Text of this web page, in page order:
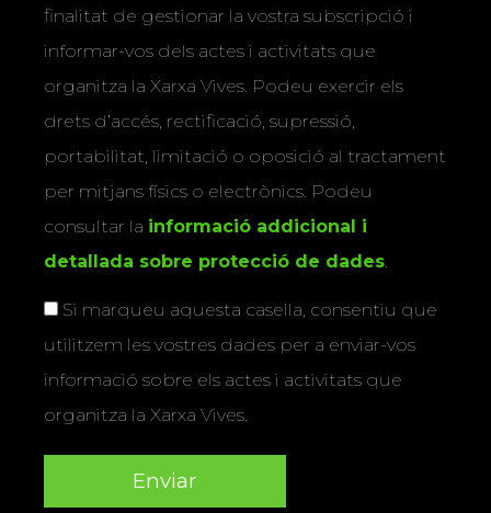
finalitat de gestionar la vostra subscripció i
informar-vos dels actes i activitats que
organitza la Xarxa Vives. Podeu exercir els
drets d’accés, rectificació, supressió,
portabilitat, limitació o oposició al tractament
per mitjans físics o electrònics. Podeu
consultar la informació addicional i
detallada sobre protecció de dades.
Si marqueu aquesta casella, consentiu que
utilitzem les vostres dades per a enviar-vos
informació sobre els actes i activitats que
organitza la Xarxa Vives.